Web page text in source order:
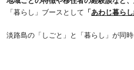
「暮らし」ブースとして 「あわじ暮ら
淡路島の「しごと」と「暮らし」が同